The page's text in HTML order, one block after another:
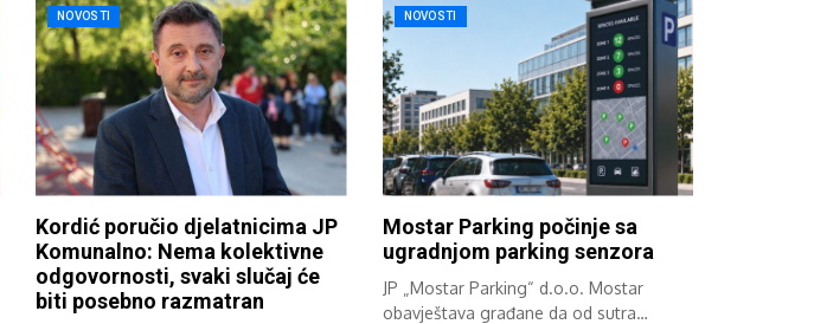
NOVOSTI
Kordić poručio djelatnicima JP
Komunalno: Nema kolektivne
odgovornosti, svaki slučaj će
biti posebno razmatran
NOVOSTI
Mostar Parking počinje sa
ugradnjom parking senzora
JP „Mostar Parking“ d.o.o. Mostar
obavještava građane da od sutra